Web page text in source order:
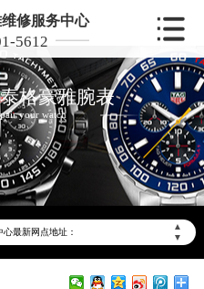
修服务中心
5612
格豪雅腕表
your watch
▲
▼
服务网络优化升级公告
后客户服务热线：400-801-5612
最新网点地址：
北京市东城区东长安街1号东方广场写字楼W3座6层602室（需提前预约）
北京市朝阳区建国门外大街甲6号华熙国际中心写字楼D座11层1102室（需提前预约）